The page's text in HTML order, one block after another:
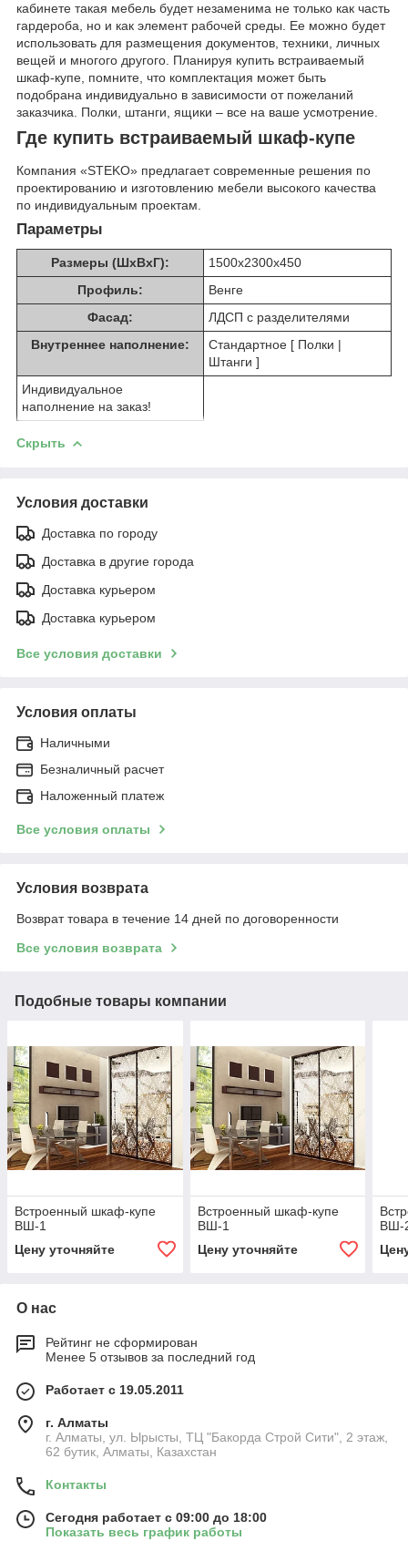
кабинете такая мебель будет незаменима не только как часть
гардероба, но и как элемент рабочей среды. Ее можно будет
использовать для размещения документов, техники, личных
вещей и многого другого. Планируя купить встраиваемый
шкаф-купе, помните, что комплектация может быть
подобрана индивидуально в зависимости от пожеланий
заказчика. Полки, штанги, ящики – все на ваше усмотрение.
Где купить встраиваемый шкаф-купе
Компания «STEKO» предлагает современные решения по
проектированию и изготовлению мебели высокого качества
по индивидуальным проектам.
Параметры
Размеры (ШхВхГ):
1500х2300х450
Профиль:
Венге
Фасад:
ЛДСП с разделителями
Внутреннее наполнение:
Стандартное [ Полки |
Штанги ]
Индивидуальное
наполнение на заказ!
Скрыть
Условия доставки
Доставка по городу
Доставка в другие города
Доставка курьером
Доставка курьером
Все условия доставки
Условия оплаты
Наличными
Безналичный расчет
Наложенный платеж
Все условия оплаты
Условия возврата
Возврат товара в течение 14 дней по договоренности
Все условия возврата
Подобные товары компании
Встроенный шкаф-купе
ВШ-1
Цену уточняйте
Встроенный шкаф-купе
ВШ-1
Цену уточняйте
ВШ-
О нас
Рейтинг не сформирован
Менее 5 отзывов за последний год
Работает с 19.05.2011
г. Алматы
г. Алматы, ул. Ырысты, ТЦ "Бакорда Строй Сити", 2 этаж,
62 бутик, Алматы, Казахстан
Контакты
Сегодня работает с 09:00 до 18:00
Показать весь график работы